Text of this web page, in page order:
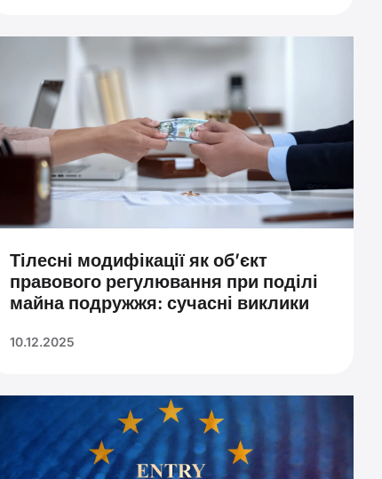
Тілесні модифікації як об’єкт
правового регулювання при поділі
майна подружжя: сучасні виклики
10.12.2025